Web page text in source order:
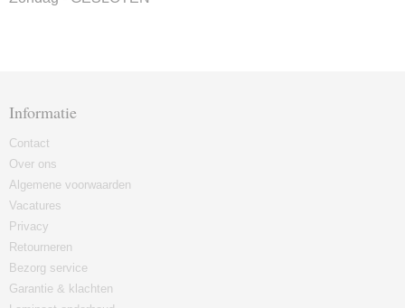
Informatie
Contact
Over ons
Algemene voorwaarden
Vacatures
Privacy
Retourneren
Bezorg service
Garantie & klachten